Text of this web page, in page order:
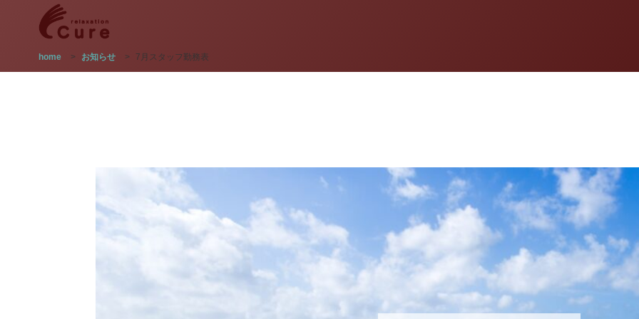
home > お知らせ > 7月スタッフ勤務表